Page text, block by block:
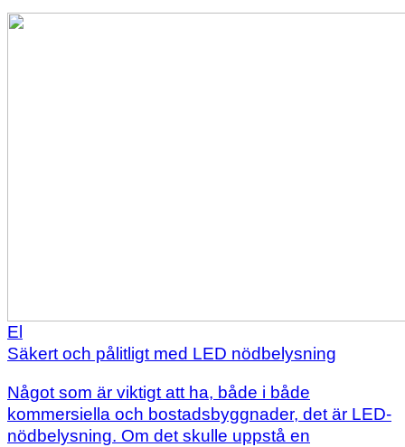
El
Säkert och pålitligt med LED nödbelysning
Något som är viktigt att ha, både i både
kommersiella och bostadsbyggnader, det är LED-
nödbelysning. Om det skulle uppstå en